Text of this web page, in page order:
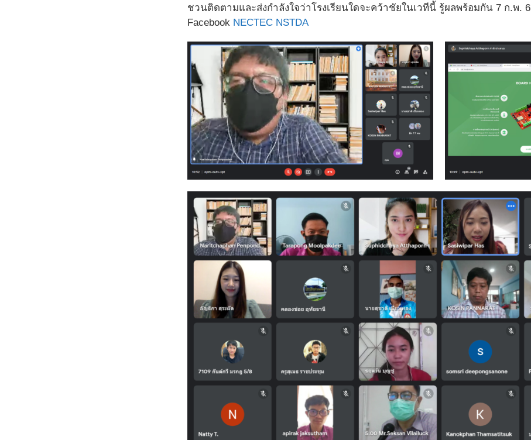
ชวนติดตามและส่งกำลังใจว่าโรงเรียนใดจะคว้าชัยในเวทีนี้ รู้ผลพร้อมกัน 7 ก.พ.
Facebook NECTEC NSTDA